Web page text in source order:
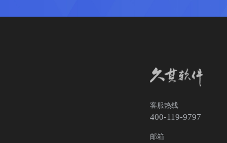
客服热线
400-119-9797
邮箱